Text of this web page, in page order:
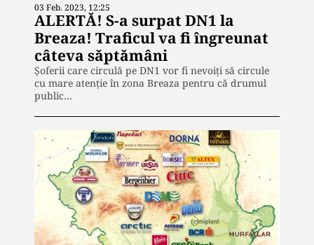
03 Feb. 2023, 12:25
ALERTĂ! S-a surpat DN1 la
Breaza! Traficul va fi îngreunat
câteva săptămâni
Șoferii care circulă pe DN1 vor fi nevoiți să circule
cu mare atenție în zona Breaza pentru că drumul
public…